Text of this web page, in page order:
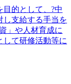
的として、?中
し支給する手当を
」や人材育成に
して研修活動等に